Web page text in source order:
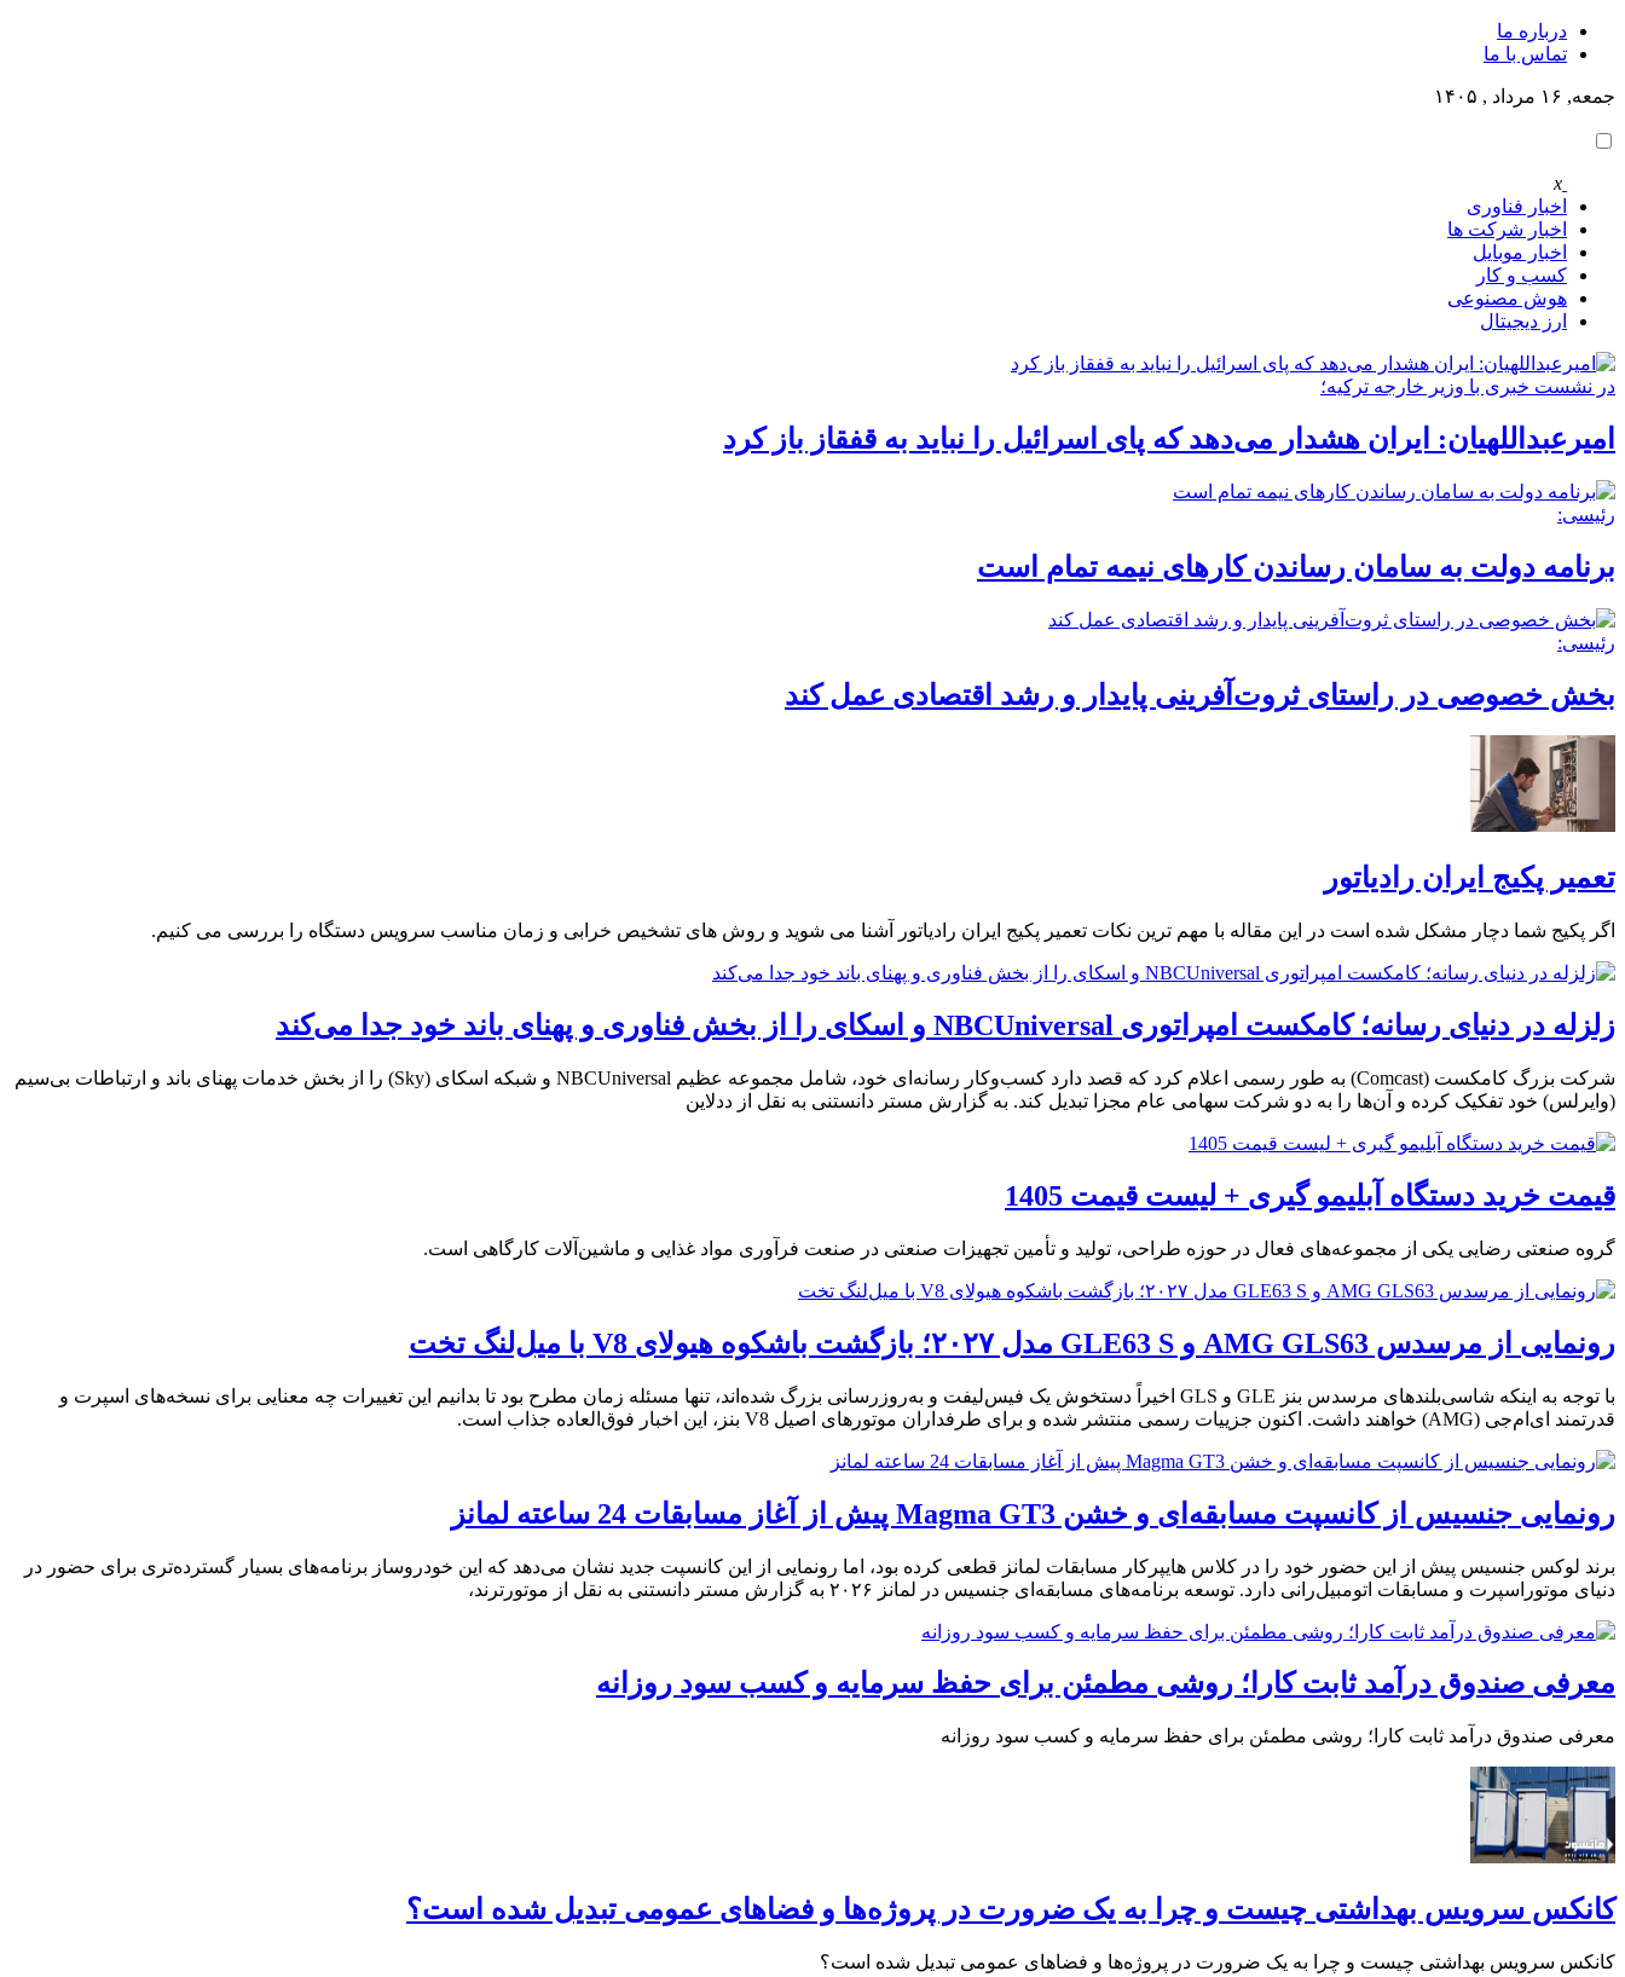
درباره ما
تماس با ما
جمعه, ۱۶ مرداد , ۱۴۰۵
x
اخبار فناوری
اخبار شرکت ها
اخبار موبایل
کسب و کار
هوش مصنوعی
ارز دیجیتال
در نشست خبری با وزیر خارجه ترکیه؛
امیرعبداللهیان: ایران هشدار می‌دهد که پای اسرائیل را نباید به قفقاز باز کرد
رئیسی:
برنامه دولت به سامان رساندن کارهای نیمه تمام است
رئیسی:
بخش خصوصی در راستای ثروت‌آفرینی پایدار و رشد اقتصادی عمل کند
تعمیر پکیج ایران رادیاتور
اگر پکیج شما دچار مشکل شده است در این مقاله با مهم ترین نکات تعمیر پکیج ایران رادیاتور آشنا می شوید و روش های تشخیص خرابی و زمان مناسب سرویس دستگاه را بررسی می کنیم.
زلزله در دنیای رسانه؛ کامکست امپراتوری NBCUniversal و اسکای را از بخش فناوری و پهنای باند خود جدا می‌کند
شرکت بزرگ کامکست (Comcast) به طور رسمی اعلام کرد که قصد دارد کسب‌وکار رسانه‌ای خود، شامل مجموعه عظیم NBCUniversal و شبکه اسکای (Sky) را از بخش خدمات پهنای باند و ارتباطات بی‌سیم
(وایرلس) خود تفکیک کرده و آن‌ها را به دو شرکت سهامی عام مجزا تبدیل کند. به گزارش مستر دانستنی به نقل از ددلاین
قیمت خرید دستگاه آبلیمو گیری + لیست قیمت 1405
گروه صنعتی رضایی یکی از مجموعه‌های فعال در حوزه طراحی، تولید و تأمین تجهیزات صنعتی در صنعت فرآوری مواد غذایی و ماشین‌آلات کارگاهی است.
رونمایی از مرسدس AMG GLS63 و GLE63 S مدل ۲۰۲۷؛ بازگشت باشکوه هیولای V8 با میل‌لنگ تخت
با توجه به اینکه شاسی‌بلندهای مرسدس بنز GLE و GLS اخیراً دستخوش یک فیس‌لیفت و به‌روزرسانی بزرگ شده‌اند، تنها مسئله زمان مطرح بود تا بدانیم این تغییرات چه معنایی برای نسخه‌های اسپرت و
قدرتمند ای‌ام‌جی (AMG) خواهند داشت. اکنون جزییات رسمی منتشر شده و برای طرفداران موتورهای اصیل V8 بنز، این اخبار فوق‌العاده جذاب است.
رونمایی جنسیس از کانسپت مسابقه‌ای و خشن Magma GT3 پیش از آغاز مسابقات 24 ساعته لمانز
برند لوکس جنسیس پیش از این حضور خود را در کلاس هایپرکار مسابقات لمانز قطعی کرده بود، اما رونمایی از این کانسپت جدید نشان می‌دهد که این خودروساز برنامه‌های بسیار گسترده‌تری برای حضور در
دنیای موتوراسپرت و مسابقات اتومبیل‌رانی دارد. توسعه برنامه‌های مسابقه‌ای جنسیس در لمانز ۲۰۲۶ به گزارش مستر دانستنی به نقل از موتورترند،
معرفی صندوق درآمد ثابت کارا؛ روشی مطمئن برای حفظ سرمایه و کسب سود روزانه
معرفی صندوق درآمد ثابت کارا؛ روشی مطمئن برای حفظ سرمایه و کسب سود روزانه
کانکس سرویس بهداشتی چیست و چرا به یک ضرورت در پروژه‌ها و فضاهای عمومی تبدیل شده است؟
کانکس سرویس بهداشتی چیست و چرا به یک ضرورت در پروژه‌ها و فضاهای عمومی تبدیل شده است؟